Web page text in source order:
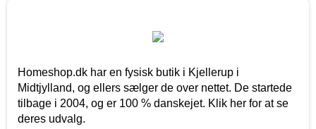
Homeshop.dk har en fysisk butik i Kjellerup i
Midtjylland, og ellers sælger de over nettet. De startede
tilbage i 2004, og er 100 % danskejet. Klik her for at se
deres udvalg.